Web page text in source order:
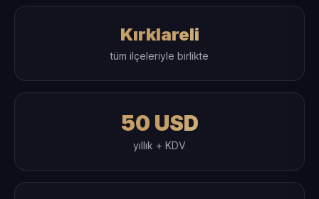
Kırklareli
tüm ilçeleriyle birlikte
50 USD
yıllık + KDV